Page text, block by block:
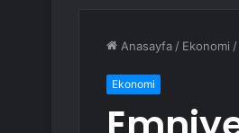
Anasayfa / Ekonomi /
Ekonomi